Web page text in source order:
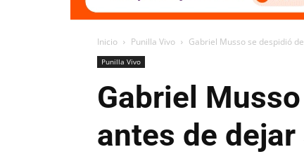
Inicio Punilla Vivo Gabriel Musso se despidió
Punilla Vivo
Gabriel
antes de